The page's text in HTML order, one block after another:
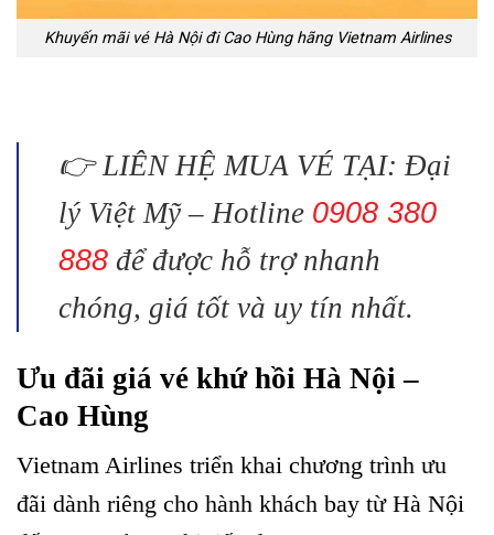
Khuyến mãi vé Hà Nội đi Cao Hùng hãng Vietnam Airlines
👉 LIÊN HỆ MUA VÉ TẠI: Đại
lý Việt Mỹ – Hotline 0908 380
888 để được hỗ trợ nhanh
chóng, giá tốt và uy tín nhất.
Ưu đãi giá vé khứ hồi Hà Nội –
Cao Hùng
Vietnam Airlines triển khai chương trình ưu
đãi dành riêng cho hành khách bay từ Hà Nội